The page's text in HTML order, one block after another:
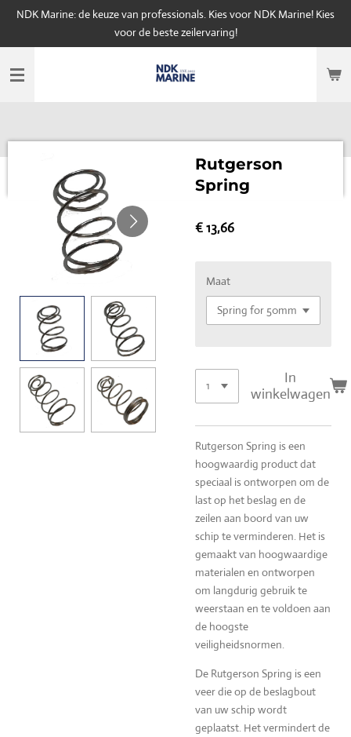
Ga
de
NDK Marine: de keuze van professionals. Kies voor NDK Marine! Kies
voor de beste zeilervaring!
Rutgerson
Spring
€ 13,66
Maat
In
winkelwagen
Rutgerson Spring is een
hoogwaardig product dat
speciaal is ontworpen om de
last op het beslag en de
zeilen aan boord van uw
schip te verminderen. Het is
gemaakt van hoogwaardige
materialen en ontworpen
om langdurig gebruik te
weerstaan en te voldoen aan
de hoogste
veiligheidsnormen.
De Rutgerson Spring is een
veer die op de beslagbout
van uw schip wordt
geplaatst. Het vermindert de